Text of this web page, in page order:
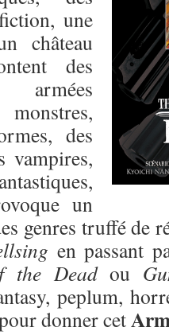
une
château
des
armées
des
vampires,
un
genres truffé de
en passant
the Deadou
peplum,
donner cet